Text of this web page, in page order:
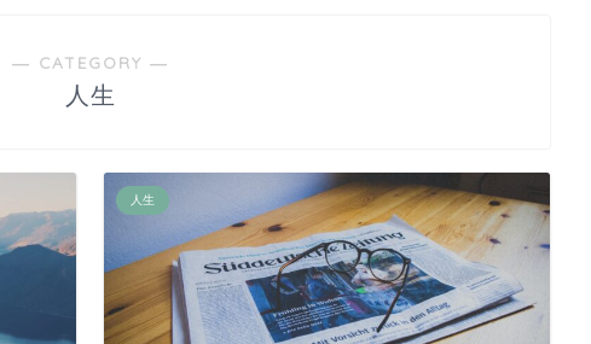
― CATEGORY ―
人生
人生